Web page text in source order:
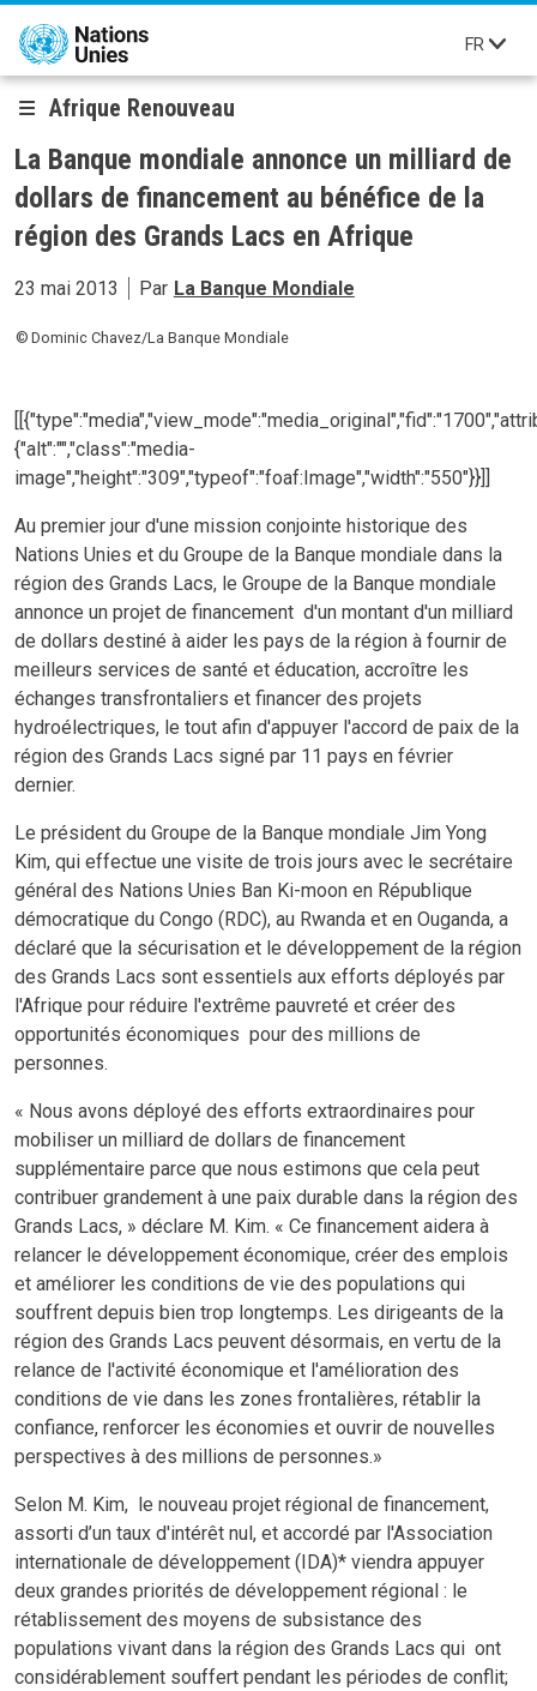
Aller au contenu principal
FR
Afrique Renouveau
La Banque mondiale annonce un milliard de
dollars de financement au bénéfice de la
région des Grands Lacs en Afrique
23 mai 2013 Par La Banque Mondiale
Dominic Chavez/La Banque Mondiale
{"alt":"","class":"media-
image","height":"309","typeof":"foaf:Image","width":"550"}}]]
Au premier jour d'une mission conjointe historique des
Nations Unies et du Groupe de la Banque mondiale dans la
région des Grands Lacs, le Groupe de la Banque mondiale
annonce un projet de financement d'un montant d'un milliard
de dollars destiné à aider les pays de la région à fournir de
meilleurs services de santé et éducation, accroître les
échanges transfrontaliers et financer des projets
hydroélectriques, le tout afin d'appuyer l'accord de paix de la
région des Grands Lacs signé par 11 pays en février
dernier.
Le président du Groupe de la Banque mondiale Jim Yong
Kim, qui effectue une visite de trois jours avec le secrétaire
général des Nations Unies Ban Ki-moon en République
démocratique du Congo (RDC), au Rwanda et en Ouganda, a
déclaré que la sécurisation et le développement de la région
des Grands Lacs sont essentiels aux efforts déployés par
l'Afrique pour réduire l'extrême pauvreté et créer des
opportunités économiques pour des millions de
personnes.
« Nous avons déployé des efforts extraordinaires pour
mobiliser un milliard de dollars de financement
supplémentaire parce que nous estimons que cela peut
contribuer grandement à une paix durable dans la région des
Grands Lacs, » déclare M. Kim. « Ce financement aidera à
relancer le développement économique, créer des emplois
et améliorer les conditions de vie des populations qui
souffrent depuis bien trop longtemps. Les dirigeants de la
région des Grands Lacs peuvent désormais, en vertu de la
relance de l'activité économique et l'amélioration des
conditions de vie dans les zones frontalières, rétablir la
confiance, renforcer les économies et ouvrir de nouvelles
perspectives à des millions de personnes.»
Selon M. Kim,
le nouveau projet régional de financement,
assorti d’un taux d'intérêt nul, et accordé par l'Association
internationale de développement (IDA)* viendra appuyer
deux grandes priorités de développement régional : le
rétablissement des moyens de subsistance des
populations vivant dans la région des Grands Lacs qui ont
considérablement souffert pendant les périodes de conflit;